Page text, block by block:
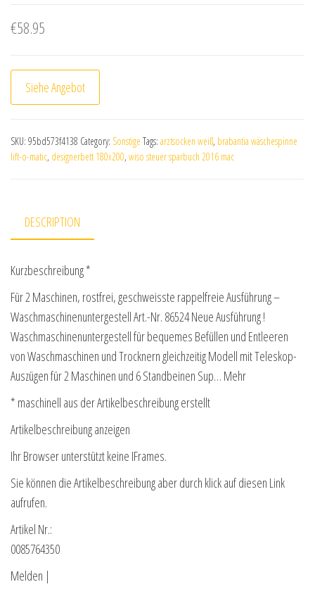
€58.95
Siehe Angebot
SKU: 95bd573f4138 Category: Sonstige Tags: arztsocken weiß, brabantia wäschespinne
lift-o-matic, designerbett 180x200, wiso steuer sparbuch 2016 mac
DESCRIPTION
Kurzbeschreibung *
Für 2 Maschinen, rostfrei, geschweisste rappelfreie Ausführung –
Waschmaschinenuntergestell Art.-Nr. 86524 Neue Ausführung !
Waschmaschinenuntergestell für bequemes Befüllen und Entleeren
von Waschmaschinen und Trocknern gleichzeitig Modell mit Teleskop-
Auszügen für 2 Maschinen und 6 Standbeinen Sup… Mehr
* maschinell aus der Artikelbeschreibung erstellt
Artikelbeschreibung anzeigen
Ihr Browser unterstützt keine IFrames.
Sie können die Artikelbeschreibung aber durch klick auf diesen Link
aufrufen.
Artikel Nr.:
0085764350
Melden |